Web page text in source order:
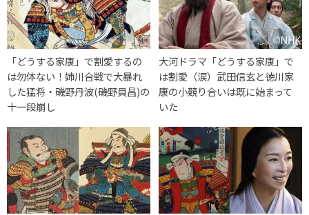
「どうする家康」で割愛するの
は勿体ない！姉川合戦で大暴れ
した猛将・磯野丹波(磯野員昌)の
十一段崩し
大河ドラマ「どうする家康」で
は割愛（涙）武田信玄と徳川家
康の小競り合いは既に始まって
いた